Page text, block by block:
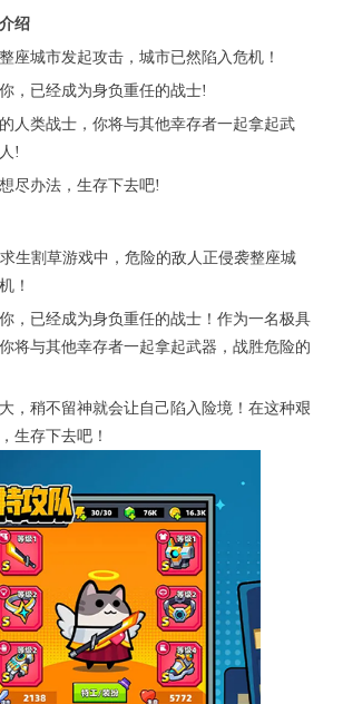
绍
座城市发起攻击，城市已然陷入危机！
，已经成为身负重任的战士!
人类战士，你将与其他幸存者一起拿起武
!
尽办法，生存下去吧!
生割草游戏中，危险的敌人正侵袭整座城
！
，已经成为身负重任的战士！作为一名极具
将与其他幸存者一起拿起武器，战胜危险的
，稍不留神就会让自己陷入险境！在这种艰
生存下去吧！